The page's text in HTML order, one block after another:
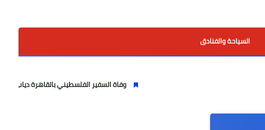
السياحة والفنادق
وفاة السفير الفلسطيني بالقاهرة دياب اللوح.. مسيرة